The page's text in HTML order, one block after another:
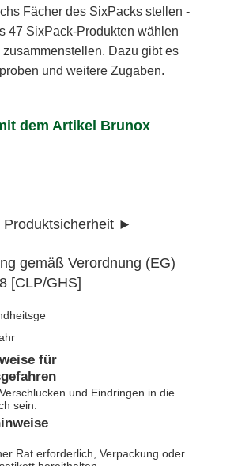
Fächer des SixPacks stellen -
47 SixPack-Produkten wählen
Dazu gibt es
und weitere Zugaben.
Produktsicherheit
gemäß Verordnung (EG)
[CLP/GHS]
für
und Eindringen in die
sein.
Rat erforderlich, Verpackung oder